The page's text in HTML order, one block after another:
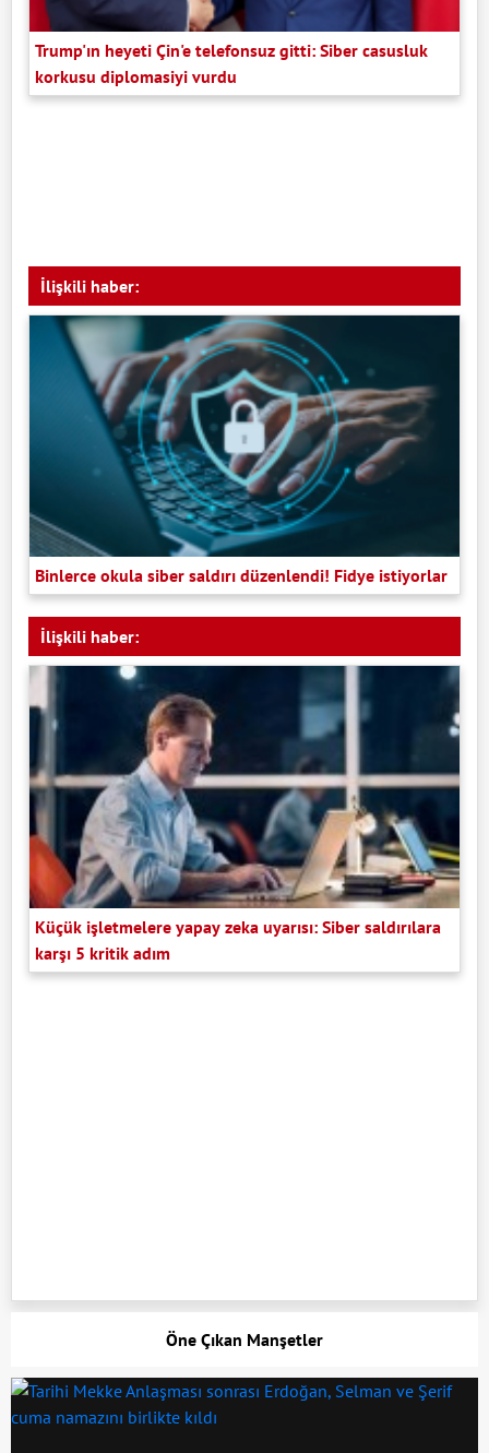
Trump'ın heyeti Çin'e telefonsuz gitti: Siber casusluk
korkusu diplomasiyi vurdu
İlişkili haber:
Binlerce okula siber saldırı düzenlendi! Fidye istiyorlar
İlişkili haber:
Küçük işletmelere yapay zeka uyarısı: Siber saldırılara
karşı 5 kritik adım
Öne Çıkan Manşetler